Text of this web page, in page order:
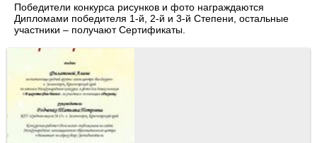
Победители конкурса рисунков и фото награждаются
Дипломами победителя 1-й, 2-й и 3-й Степени, остальные
участники – получают Сертификаты.